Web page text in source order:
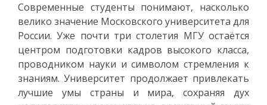
Современные студенты понимают, насколько
велико значение Московского университета для
России. Уже почти три столетия МГУ остаётся
центром подготовки кадров высокого класса,
проводником науки и символом стремления к
знаниям. Университет продолжает привлекать
лучшие умы страны и мира, сохраняя дух